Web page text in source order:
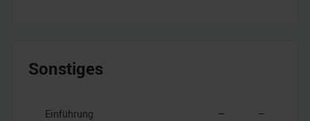
Sonstiges
Einführung – –